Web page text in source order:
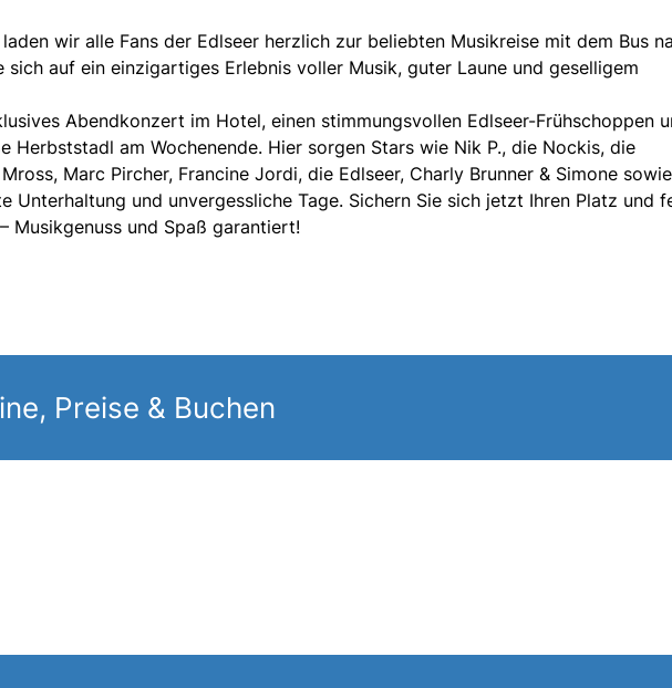
wir alle Fans der Edlseer herzlich zur beliebten Musikreise mit dem Bus
sich auf ein einzigartiges Erlebnis voller Musik, guter Laune und geselligem
Abendkonzert im Hotel, einen stimmungsvollen Edlseer-Frühschoppen
Herbststadl am Wochenende. Hier sorgen Stars wie Nik P., die Nockis, die
Marc Pircher, Francine Jordi, die Edlseer, Charly Brunner & Simone
Unterhaltung und unvergessliche Tage. Sichern Sie sich jetzt Ihren Platz und
Musikgenuss und Spaß garantiert!
Preise & Buchen